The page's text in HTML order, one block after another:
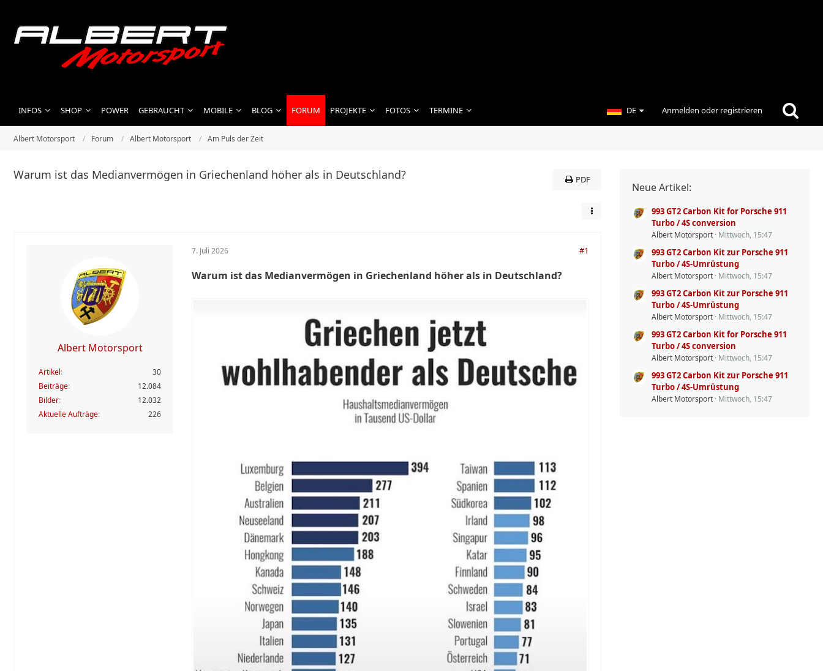
INFOS SHOP POWER GEBRAUCHT MOBILE BLOG FORUM PROJEKTE FOTOS TERMINE DE Anmelden oder registrieren
Albert Motorsport Forum Albert Motorsport Am Puls der Zeit
Warum ist das Medianvermögen in Griechenland höher als in Deutschland? PDF
Albert Motorsport
Artikel
30
Beiträge
12.084
Bilder
12.032
Aktuelle Aufträge
226
7. Juli 2026 #1
Warum ist das Medianvermögen in Griechenland höher als in Deutschland?
Neue Artikel:
993 GT2 Carbon Kit for Porsche 911
Turbo / 4S conversion
Albert Motorsport Mittwoch, 15:47
993 GT2 Carbon Kit zur Porsche 911
Turbo / 4S-Umrüstung
Albert Motorsport Mittwoch, 15:47
993 GT2 Carbon Kit zur Porsche 911
Turbo / 4S-Umrüstung
Albert Motorsport Mittwoch, 15:47
993 GT2 Carbon Kit for Porsche 911
Turbo / 4S conversion
Albert Motorsport Mittwoch, 15:47
993 GT2 Carbon Kit zur Porsche 911
Turbo / 4S-Umrüstung
Albert Motorsport Mittwoch, 15:47